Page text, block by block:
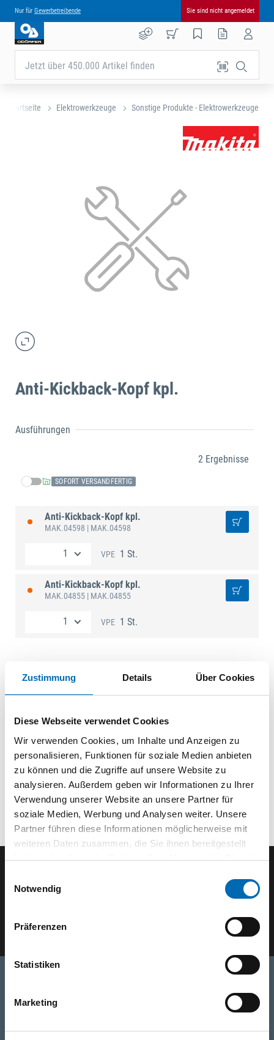
Zustimmung Details Über Cookies
Diese Webseite verwendet Cookies
Wir verwenden Cookies, um Inhalte und Anzeigen zu
personalisieren, Funktionen für soziale Medien anbieten
zu können und die Zugriffe auf unsere Website zu
analysieren. Außerdem geben wir Informationen zu Ihrer
Verwendung unserer Website an unsere Partner für
soziale Medien, Werbung und Analysen weiter. Unsere
Partner führen diese Informationen möglicherweise mit
weiteren Daten zusammen, die Sie ihnen bereitgestellt
haben oder die sie im Rahmen Ihrer Nutzung der Dienste
Notwendig
Präferenzen
Statistiken
Marketing
Nur für Gewerbetreibende Sie sind nicht angemeldet
Jetzt über 450.000 Artikel finden
Startseite Elektrowerkzeuge Sonstige Produkte - Elektrowerkzeuge
Anti-Kickback-Kopf kpl.
Ausführungen
2 Ergebnisse
SOFORT VERSANDFERTIG
Anti-Kickback-Kopf kpl.
MAK.04598 | MAK.04598
VPE 1 St.
Anti-Kickback-Kopf kpl.
MAK.04855 | MAK.04855
VPE 1 St.